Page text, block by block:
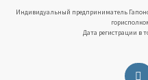
Индивидуальный предприниматель
Дата регистрации в